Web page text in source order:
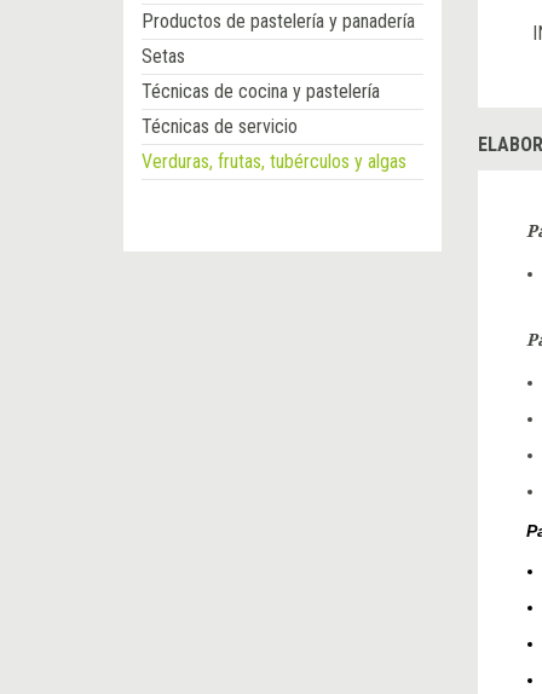
Productos de pastelería y panadería
Setas
Técnicas de cocina y pastelería
Técnicas de servicio
Verduras, frutas, tubérculos y algas